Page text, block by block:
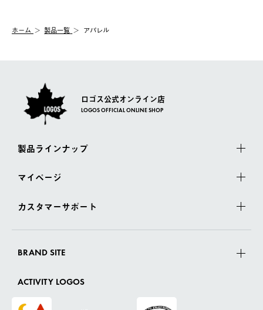
【配送業者】
佐川急便にて配送されます。
む）は受け付けておりません。
一度お手元の商品を返品いただき、ご希望商品を再注文してくだ
ホーム 製品一覧 アパレル
ロゴス公式オンライン店
LOGOS OFFICIAL ONLINE SHOP
製品ラインナップ
マイページ
カスタマーサポート
BRAND SITE
ACTIVITY LOGOS